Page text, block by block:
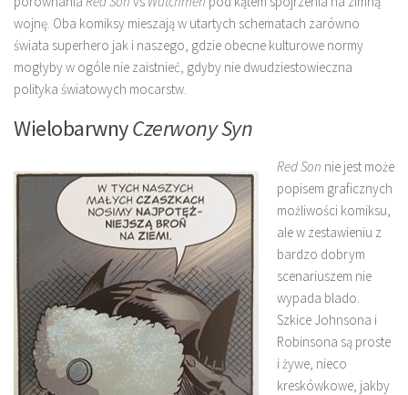
wojnę. Oba komiksy mieszają w utartych schematach zarówno
świata superhero jak i naszego, gdzie obecne kulturowe normy
mogłyby w ogóle nie zaistnieć, gdyby nie dwudziestowieczna
polityka światowych mocarstw.
WielobarwnyCzerwony Syn
Red Son nie jest może
popisem graficznych
możliwości komiksu,
ale w zestawieniu z
bardzo dobrym
scenariuszem nie
wypada blado.
Szkice Johnsona i
Robinsona są proste
i żywe, nieco
kreskówkowe, jakby